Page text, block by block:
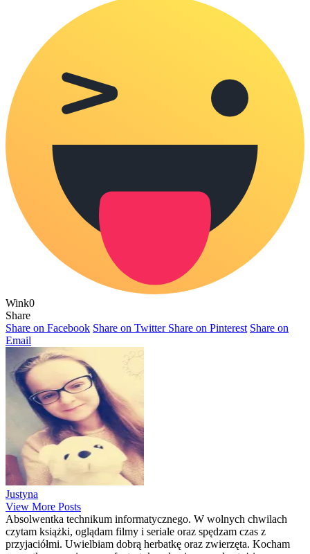
Wink0
Share
Share on Facebook Share on Twitter Share on Pinterest Share on
Email
Justyna
View More Posts
Absolwentka technikum informatycznego. W wolnych chwilach
czytam książki, oglądam filmy i seriale oraz spędzam czas z
przyjaciółmi. Uwielbiam dobrą herbatkę oraz zwierzęta. Kocham